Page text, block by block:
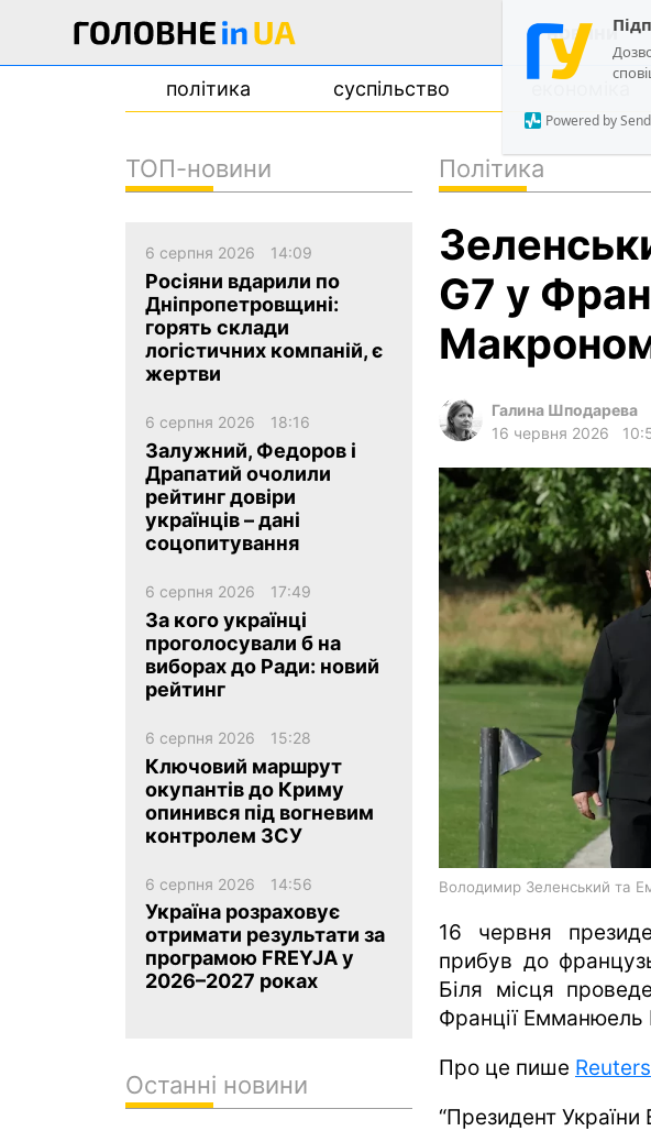
Powered by
новини
політика суспільство
en
Політика
G7 у
Галина Шподарева
16 червня 2026
Володимир Зеленський та
16 червня
прибув до
Біля місця
Франції
Про це пише Reuters
“Президент
ТОП-новини
6 серпня 2026 14:09
Росіяни вдарили по
Дніпропетровщині:
горять склади
логістичних компаній, є
жертви
6 серпня 2026 18:16
Залужний, Федоров і
Драпатий очолили
рейтинг довіри
українців – дані
соцопитування
6 серпня 2026 17:49
За кого українці
проголосували б на
виборах до Ради: новий
рейтинг
6 серпня 2026 15:28
Ключовий маршрут
окупантів до Криму
опинився під вогневим
контролем ЗСУ
6 серпня 2026 14:56
Україна розраховує
отримати результати за
програмою FREYJA у
2026–2027 роках
Останні новини